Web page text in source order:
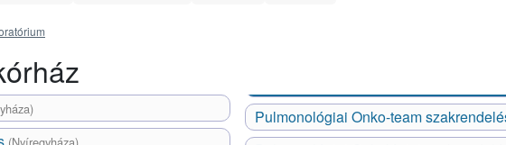
Pulmonológiai Onko-team